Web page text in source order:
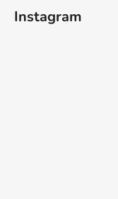
Instagram